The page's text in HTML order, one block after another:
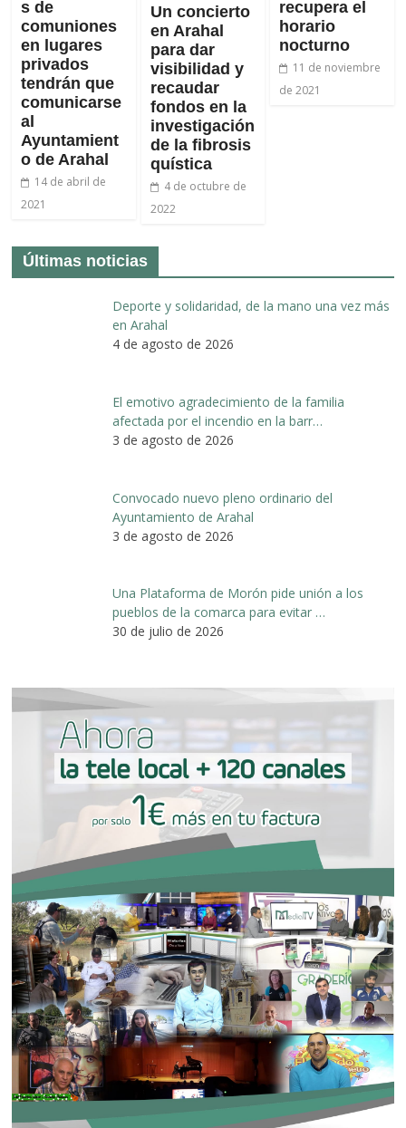
s de
comuniones
en lugares
privados
tendrán que
comunicarse
al
Ayuntamient
o de Arahal
14 de abril de
2021
Un concierto
en Arahal
para dar
visibilidad y
recaudar
fondos en la
investigación
de la fibrosis
quística
4 de octubre de
2022
recupera el
horario
nocturno
11 de noviembre
de 2021
Últimas noticias
Deporte y solidaridad, de la mano una vez más
en Arahal
4 de agosto de 2026
El emotivo agradecimiento de la familia
afectada por el incendio en la barr…
3 de agosto de 2026
Convocado nuevo pleno ordinario del
Ayuntamiento de Arahal
3 de agosto de 2026
Una Plataforma de Morón pide unión a los
pueblos de la comarca para evitar …
30 de julio de 2026